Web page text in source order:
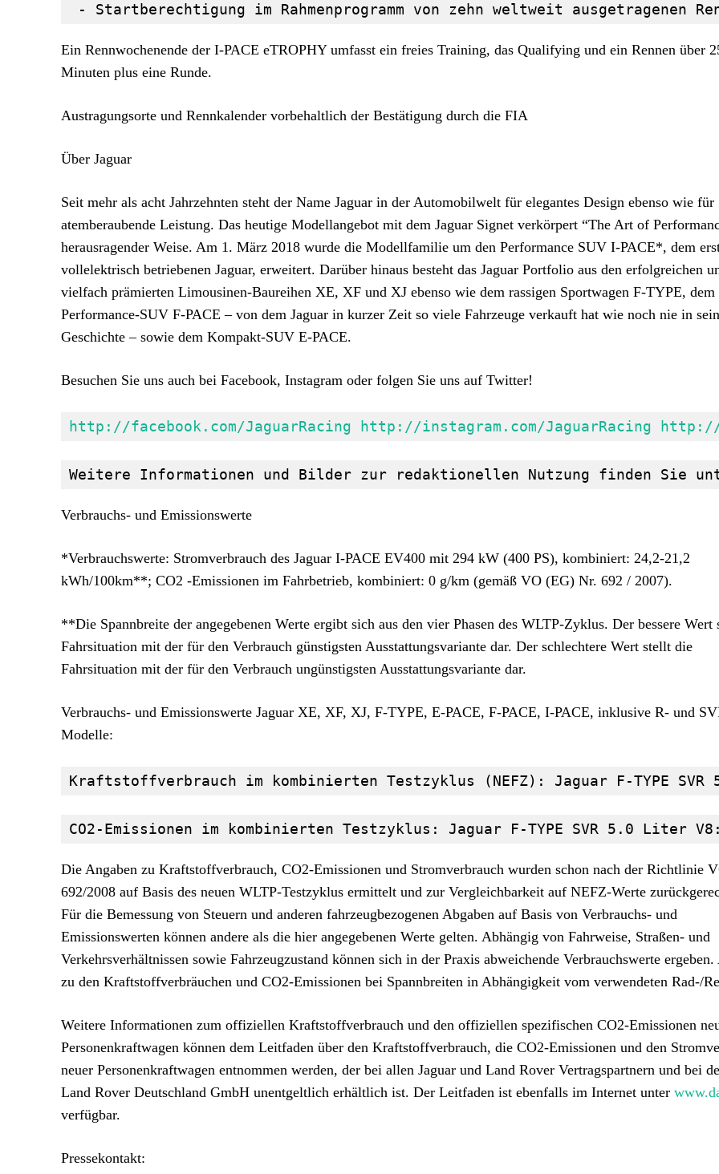
- Startberechtigung im Rahmenprogramm von zehn weltweit
Ein Rennwochenende der I-PACE eTROPHY umfasst ein freies Training, das Qualifying und ein Rennen über
Minuten plus eine Runde.
Austragungsorte und Rennkalender vorbehaltlich der Bestätigung durch die FIA
Über Jaguar
Seit mehr als acht Jahrzehnten steht der Name Jaguar in der Automobilwelt für elegantes Design ebenso wie für
atemberaubende Leistung. Das heutige Modellangebot mit dem Jaguar Signet verkörpert “The Art of
herausragender Weise. Am 1. März 2018 wurde die Modellfamilie um den Performance SUV I-PACE*, dem
vollelektrisch betriebenen Jaguar, erweitert. Darüber hinaus besteht das Jaguar Portfolio aus den erfolgreichen
vielfach prämierten Limousinen-Baureihen XE, XF und XJ ebenso wie dem rassigen Sportwagen F-TYPE, dem
Performance-SUV F-PACE – von dem Jaguar in kurzer Zeit so viele Fahrzeuge verkauft hat wie noch nie in
Geschichte – sowie dem Kompakt-SUV E-PACE.
Besuchen Sie uns auch bei Facebook, Instagram oder folgen Sie uns auf Twitter!
http://facebook.com/JaguarRacing http://instagram.com/JaguarRacing http://
Weitere Informationen und Bilder zur redaktionellen Nutzung finden Sie
Verbrauchs- und Emissionswerte
*Verbrauchswerte: Stromverbrauch des Jaguar I-PACE EV400 mit 294 kW (400 PS), kombiniert: 24,2-21,2
kWh/100km**; CO2 -Emissionen im Fahrbetrieb, kombiniert: 0 g/km (gemäß VO (EG) Nr. 692 / 2007).
**Die Spannbreite der angegebenen Werte ergibt sich aus den vier Phasen des WLTP-Zyklus. Der bessere Wert
Fahrsituation mit der für den Verbrauch günstigsten Ausstattungsvariante dar. Der schlechtere Wert stellt die
Fahrsituation mit der für den Verbrauch ungünstigsten Ausstattungsvariante dar.
Verbrauchs- und Emissionswerte Jaguar XE, XF, XJ, F-TYPE, E-PACE, F-PACE, I-PACE, inklusive R- und
Modelle:
Kraftstoffverbrauch im kombinierten Testzyklus (NEFZ): Jaguar F-TYPE
CO2-Emissionen im kombinierten Testzyklus: Jaguar F-TYPE SVR 5.0 Liter
Die Angaben zu Kraftstoffverbrauch, CO2-Emissionen und Stromverbrauch wurden schon nach der Richtlinie
692/2008 auf Basis des neuen WLTP-Testzyklus ermittelt und zur Vergleichbarkeit auf NEFZ-Werte
Für die Bemessung von Steuern und anderen fahrzeugbezogenen Abgaben auf Basis von Verbrauchs- und
Emissionswerten können andere als die hier angegebenen Werte gelten. Abhängig von Fahrweise, Straßen- und
Verkehrsverhältnissen sowie Fahrzeugzustand können sich in der Praxis abweichende Verbrauchswerte ergeben.
zu den Kraftstoffverbräuchen und CO2-Emissionen bei Spannbreiten in Abhängigkeit vom verwendeten Rad-/
Weitere Informationen zum offiziellen Kraftstoffverbrauch und den offiziellen spezifischen CO2-Emissionen
Personenkraftwagen können dem Leitfaden über den Kraftstoffverbrauch, die CO2-Emissionen und den
neuer Personenkraftwagen entnommen werden, der bei allen Jaguar und Land Rover Vertragspartnern und bei
Land Rover Deutschland GmbH unentgeltlich erhältlich ist. Der Leitfaden ist ebenfalls im Internet unter
verfügbar.
Pressekontakt: